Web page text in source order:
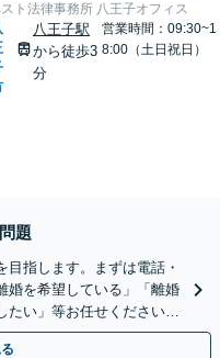
ト法律事務所 八王子オフィス
八王子駅
から徒歩3
分
営業時間：09:30~1
8:00（土日祝日）
題
目指します。まずは電話・
婚を希望している」「離婚
たい」等お任せください。